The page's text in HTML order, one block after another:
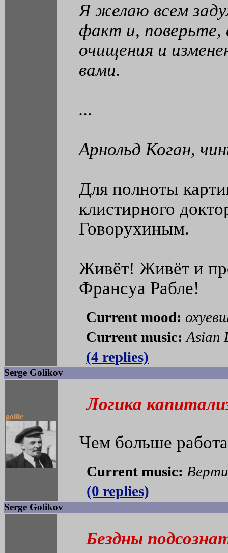
Я желаю всем
факт и, поверьте,
очищения и
вами.
...
Арнольд Коган,
Для полноты
клистирного
Говорухиным.
Живёт! Живёт и
Франсуа Рабле!
Current mood:
Current music: Asian
(4 replies)
Serge Golikov
gollie
Логика
Чем больше
Current music:
(0 replies)
Serge Golikov
Бездны